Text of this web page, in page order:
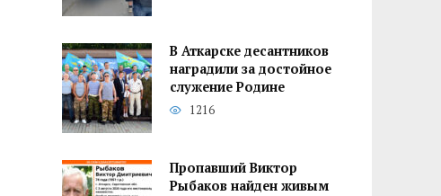
В Аткарске десантников
наградили за достойное
служение Родине
1216
Пропавший Виктор
Рыбаков найден живым